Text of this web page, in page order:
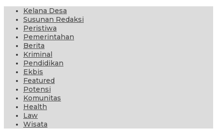
Kelana Desa
Susunan Redaksi
Peristiwa
Pemerintahan
Berita
Kriminal
Pendidikan
Ekbis
Featured
Potensi
Komunitas
Health
Law
Wisata